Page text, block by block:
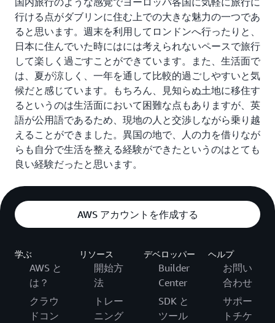
行ける点がダブリンに住む上での大きな魅力の一つであ
ると思います。週末を利用してロンドンへ行ったりと、
日本に住んでいた時にはには考えられないペースで旅行
して楽しく過ごすことができています。また、生活面で
は、夏が涼しく、一年を通して比較的過ごしやすいと気
候だと感じています。もちろん、見知らぬ土地に移住す
るというのは生活面において困難な点もありますが、英
語が公用語であるため、現地の人と交渉しながら乗り越
えることができました。異国の地で、人の力を借りなが
らも自分で生活を整える経験ができたというのはとても
良い経験だったと思います。
AWS アカウントを作成する
学ぶ
AWS と
は？
クラウ
ドコン
リソース
開始方
法
トレー
ニング
デベロッパー
Builder
Center
SDK と
ツール
ヘルプ
お問い
合わせ
サポー
トチケ